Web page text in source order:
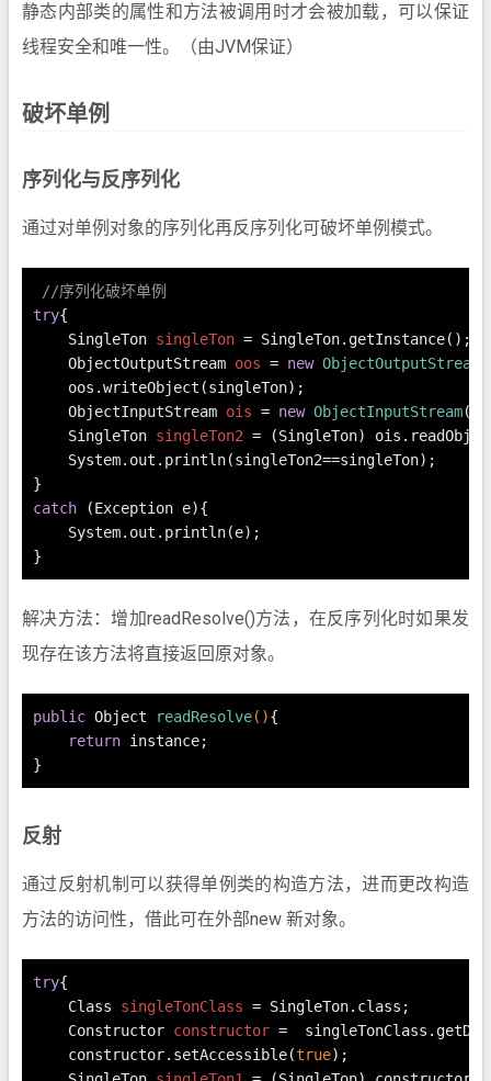
静态内部类的属性和方法被调用时才会被加载，可以保证
线程安全和唯一性。（由JVM保证）
破坏单例
序列化与反序列化
通过对单例对象的序列化再反序列化可破坏单例模式。
//序列化破坏单例
try{
SingleTon singleTon = SingleTon.getInstance();
ObjectOutputStream oos = new ObjectOutputStream
    oos.writeObject(singleTon);
ObjectInputStream ois = new ObjectInputStream(
SingleTon singleTon2 = (SingleTon)
    System.out.println(singleTon2==singleTon);
}
catch (Exception e){
    System.out.println(e);
}
解决方法：增加readResolve()方法，在反序列化时如果发
现存在该方法将直接返回原对象。
public Object readResolve(){
return instance;
}
反射
通过反射机制可以获得单例类的构造方法，进而更改构造
方法的访问性，借此可在外部new 新对象。
try{
Class
singleTonClass = SingleTon.class;
Constructor constructor =
    constructor.setAccessible(
true);